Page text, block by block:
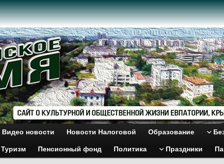
Видео новости Новости Налоговой Образование
Туризм Пенсионный фонд Политика Праздники